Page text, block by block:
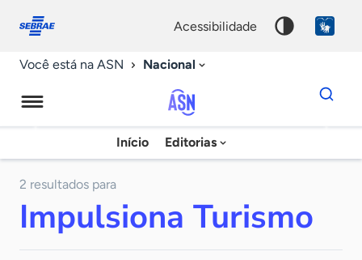
conosco
acessibilidade
Você está na ASN Nacional
Agência
Sebrae
Notícias
Início Editorias
Dados
para
chave
2 resultados para
Impulsiona Turismo